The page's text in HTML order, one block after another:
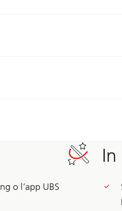
o l’app UBS